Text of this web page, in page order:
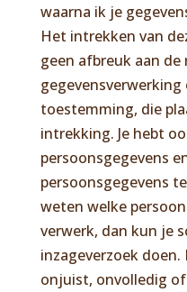
waarna ik je
Het intrekken van
geen afbreuk aan
gegevensverwerking
toestemming, die
intrekking. Je hebt
persoonsgegevens
persoonsgegevens
weten welke
verwerk, dan kun je
inzageverzoek
onjuist, onvolledig